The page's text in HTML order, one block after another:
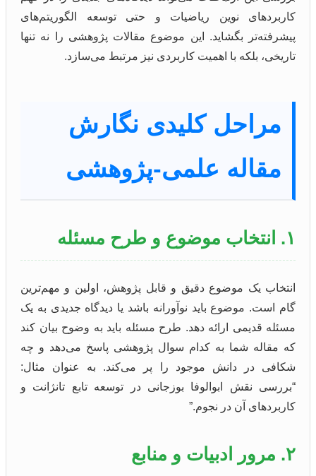
کاربردهای نوین ریاضیات و حتی توسعه الگوریتم‌های
پیشرفته‌تر بگشاید. این موضوع مقالات پژوهشی را نه تنها
تاریخی، بلکه با اهمیت کاربردی نیز مرتبط می‌سازد.
مراحل کلیدی نگارش
مقاله علمی-پژوهشی
۱. انتخاب موضوع و طرح مسئله
انتخاب یک موضوع دقیق و قابل پژوهش، اولین و مهم‌ترین
گام است. موضوع باید نوآورانه باشد یا دیدگاه جدیدی به یک
مسئله قدیمی ارائه دهد. طرح مسئله باید به وضوح بیان کند
که مقاله شما به کدام سوال پژوهشی پاسخ می‌دهد و چه
شکافی در دانش موجود را پر می‌کند. به عنوان مثال:
“بررسی نقش ابوالوفا بوزجانی در توسعه تابع تانژانت و
کاربردهای آن در نجوم.”
۲. مرور ادبیات و منابع